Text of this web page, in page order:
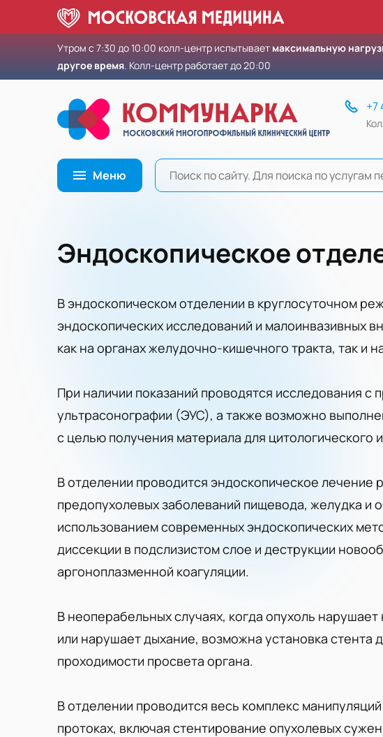
Утром с 7:30 до 10:00 колл-центр испытывает максимальную
другое время. Колл-центр работает до 20:00
+7
Меню
Эндоскопическое
В эндоскопическом отделении в круглосуточном
эндоскопических исследований и малоинвазивных
как на органах желудочно-кишечного тракта, так и
При наличии показаний проводятся исследования с
ультрасонографии (ЭУС), а также возможно
с целью получения материала для цитологического
В отделении проводится эндоскопическое лечение
предопухолевых заболеваний пищевода, желудка и
использованием современных эндоскопических
диссекции в подслизистом слое и деструкции
аргоноплазменной коагуляции.
В неоперабельных случаях, когда опухоль
или нарушает дыхание, возможна установка стента
проходимости просвета органа.
В отделении проводится весь комплекс
протоках, включая стентирование опухолевых